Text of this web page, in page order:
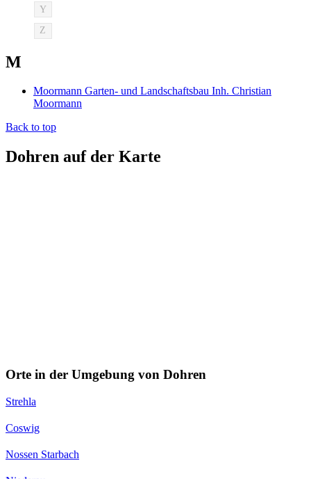
Y
Z
M
Moormann Garten- und Landschaftsbau Inh. Christian
Moormann
Back to top
Dohren auf der Karte
Orte in der Umgebung von Dohren
Strehla
Coswig
Nossen Starbach